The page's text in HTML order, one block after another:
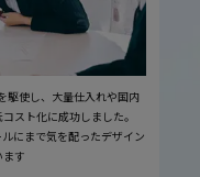
駆使し、大量仕入れや国内
スト化に成功しました。
にまで気を配ったデザイン
す